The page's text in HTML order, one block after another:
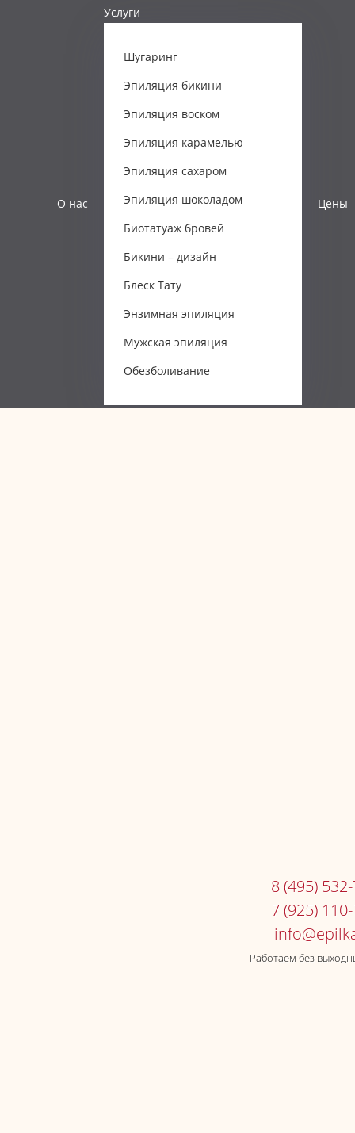
О нас
Услуги
Шугаринг
Эпиляция бикини
Эпиляция воском
Эпиляция карамелью
Эпиляция сахаром
Эпиляция шоколадом
Биотатуаж бровей
Бикини – дизайн
Блеск Тату
Энзимная эпиляция
Мужская эпиляция
Обезболивание
Цены
8 (495)
7 (925)
Работаем без